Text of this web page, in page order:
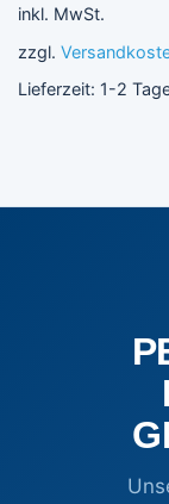
Produkt
mehrere
Varianten
auf
inkl. MwSt.
zzgl.
Lieferzeit: 1-2